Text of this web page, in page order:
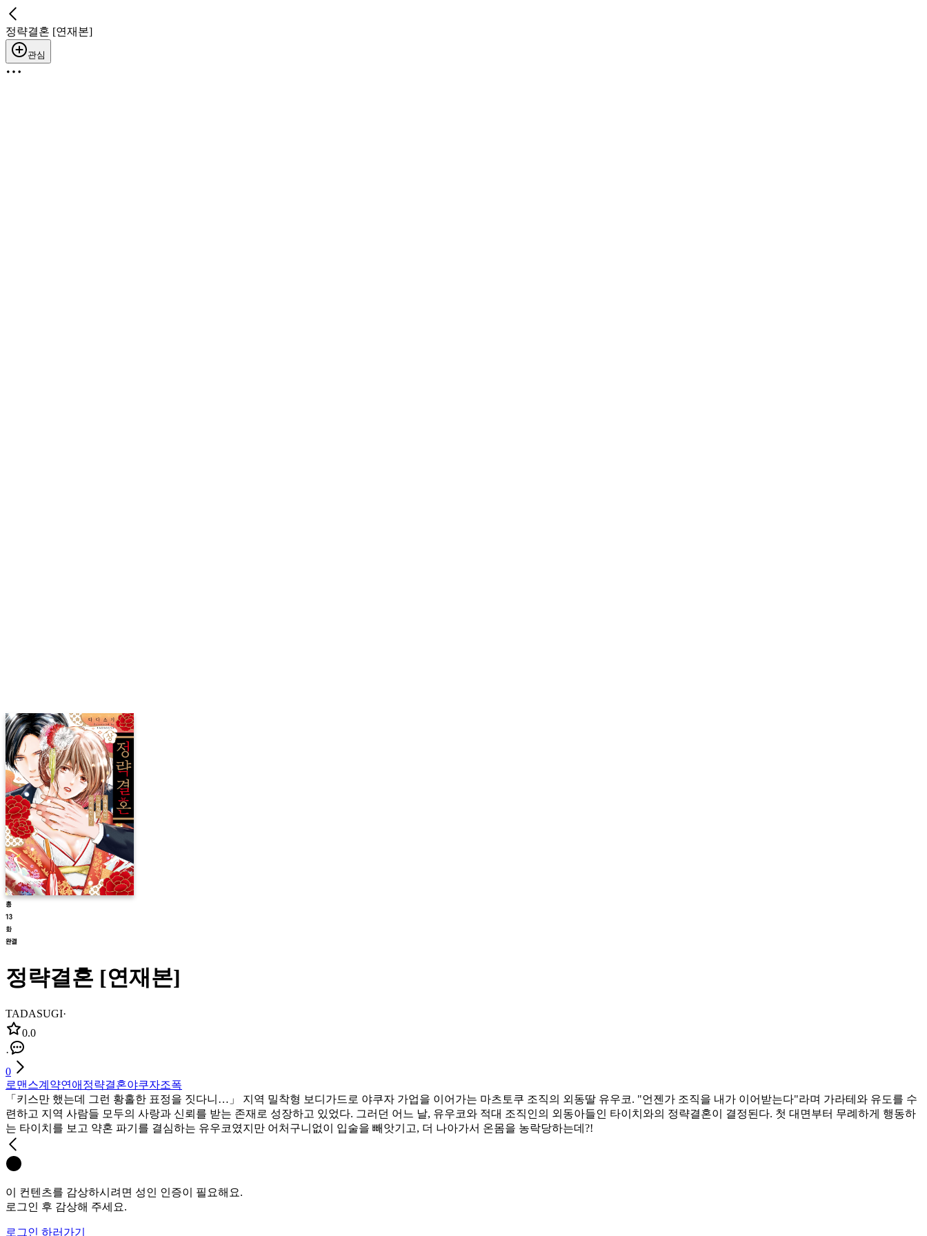
정략결혼 [연재본]
관심
정략결혼 [연재본]
TADASUGI·
0.0
·
0
로맨스계약연애 정략결혼야쿠자조폭
「키스만 했는데 그런 황홀한 표정을 짓다니…」 지역 밀착형 보디가드로 야쿠자 가업을 이어가는 마츠토쿠 조직의 외동딸 유우코. "언젠가 조직을 내가 이어받는다"라며 가라테와 유도를 수
련하고 지역 사람들 모두의 사랑과 신뢰를 받는 존재로 성장하고 있었다. 그러던 어느 날, 유우코와 적대 조직인의 외동아들인 타이치와의 정략결혼이 결정된다. 첫 대면부터 무례하게 행동하
는 타이치를 보고 약혼 파기를 결심하는 유우코였지만 어처구니없이 입술을 빼앗기고, 더 나아가서 온몸을 농락당하는데?!
이 컨텐츠를 감상하시려면 성인 인증이 필요해요.
로그인 후 감상해 주세요.
로그인 하러가기